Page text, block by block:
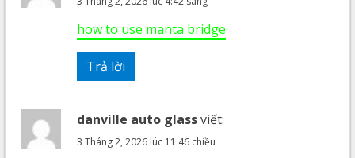
how to use manta bridge
Trả lời
danville auto glassviết:
3 Tháng 2, 2026 lúc 11:46 chiều